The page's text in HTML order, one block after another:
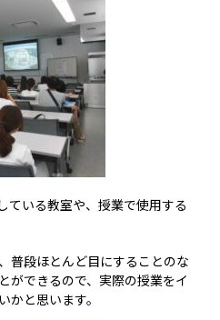
ている教室や、授業で使用する
普段ほとんど目にすることのな
ができるので、実際の授業をイ
かと思います。